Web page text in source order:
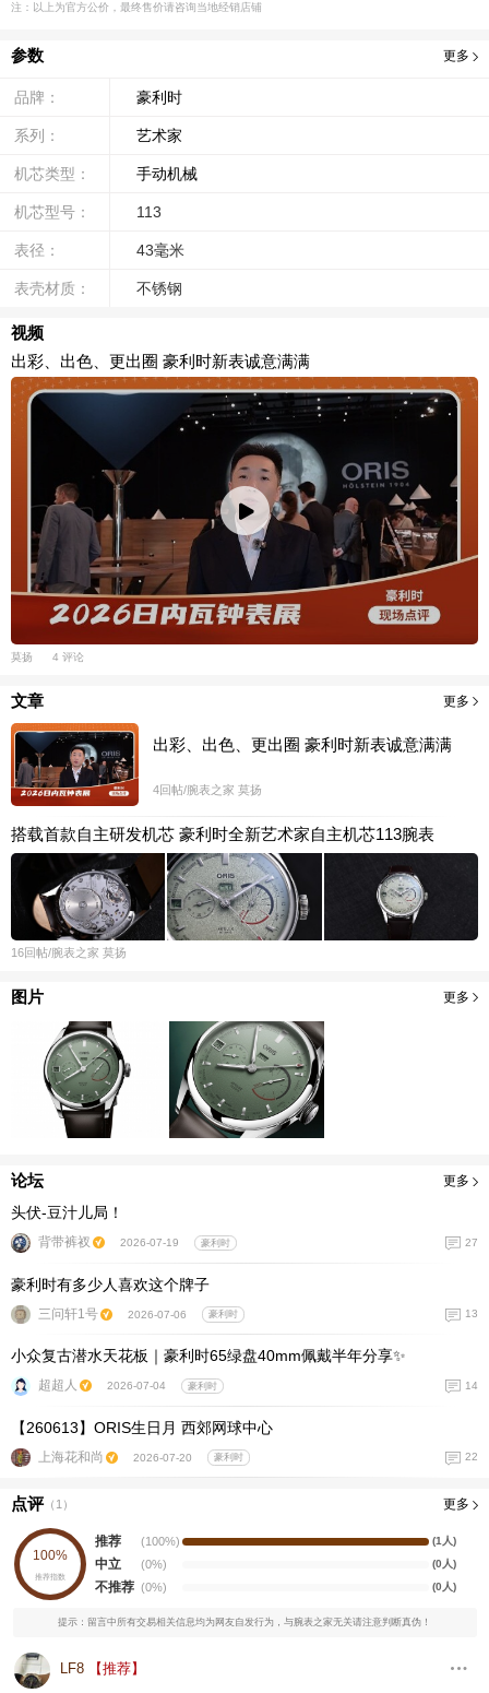
注：以上为官方公价，最终售价请咨询当地经销店铺
参数 更多
品牌： 豪利时
系列： 艺术家
机芯类型： 手动机械
机芯型号： 113
表径： 43毫米
表壳材质： 不锈钢
视频
出彩、出色、更出圈 豪利时新表诚意满满
莫扬 4 评论
文章 更多
出彩、出色、更出圈 豪利时新表诚意满满
4回帖/腕表之家 莫扬
搭载首款自主研发机芯 豪利时全新艺术家自主机芯113腕表
16回帖/腕表之家 莫扬
图片 更多
论坛 更多
头伏-豆汁儿局！
背带裤衩 2026-07-19 豪利时 27
豪利时有多少人喜欢这个牌子
三问轩1号 2026-07-06 豪利时 13
小众复古潜水天花板｜豪利时65绿盘40mm佩戴半年分享✨
超超人 2026-07-04 豪利时 14
【260613】ORIS生日月 西郊网球中心
上海花和尚 2026-07-20 豪利时 22
点评（ 1 ） 更多
100%
推荐指数
推荐 (100%) (1人)
中立 (0%) (0人)
不推荐 (0%) (0人)
提示：留言中所有交易相关信息均为网友自发行为，与腕表之家无关请注意判断真伪！
LF8 【推荐】